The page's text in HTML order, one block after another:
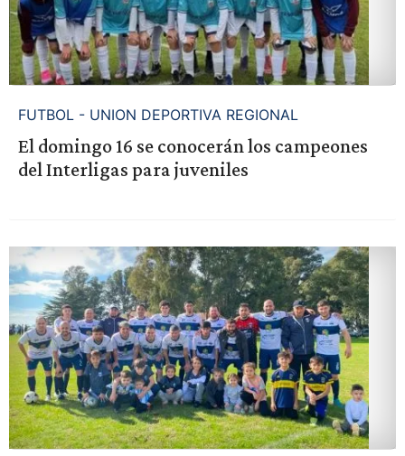
FUTBOL - UNION DEPORTIVA REGIONAL
El domingo 16 se conocerán los campeones
del Interligas para juveniles